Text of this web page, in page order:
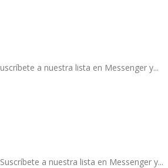
a nuestra lista en Messenger y...
a nuestra lista en Messenger y...